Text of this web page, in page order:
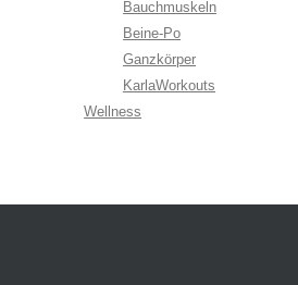
Bauchmuskeln
Beine-Po
Ganzkörper
KarlaWorkouts
Wellness